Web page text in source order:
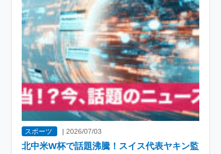
スポーツ |2026/07/03
北中米W杯で話題沸騰！スイス代表ヤキン監